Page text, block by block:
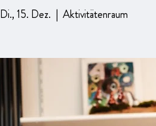
Di., 15. Dez.
  |
Aktivitätenraum